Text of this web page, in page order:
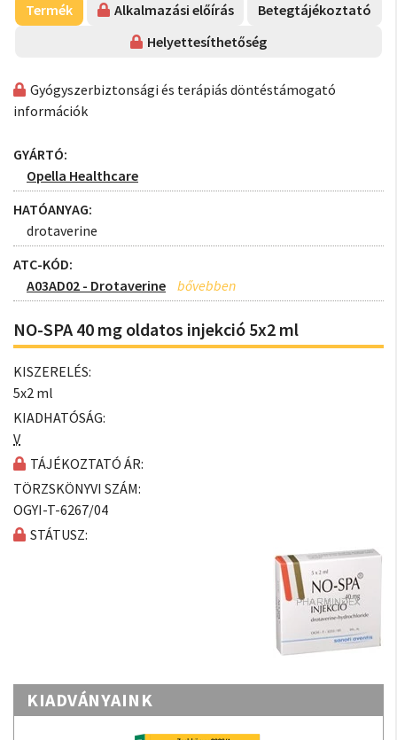
Termék Alkalmazási előírás
Betegtájékoztató
Helyettesíthetőség
Gyógyszerbiztonsági és terápiás döntéstámogató
információk
GYÁRTÓ:
Opella Healthcare
HATÓANYAG:
drotaverine
ATC-KÓD:
A03AD02 - Drotaverine
NO-SPA 40 mg oldatos injekció 5x2 ml
KISZERELÉS:
5x2 ml
KIADHATÓSÁG:
V
TÁJÉKOZTATÓ ÁR:
TÖRZSKÖNYVI SZÁM:
OGYI-T-6267/04
STÁTUSZ:
KIADVÁNYAINK